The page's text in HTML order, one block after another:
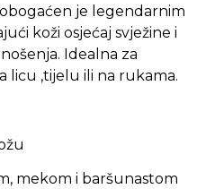
je legendarnim
koži osjećaj svježine i
Idealna za
,tijelu ili na rukama.
mekom i baršunastom